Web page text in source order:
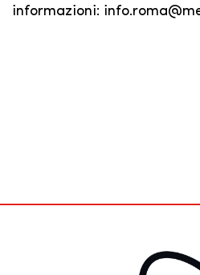
informazioni: